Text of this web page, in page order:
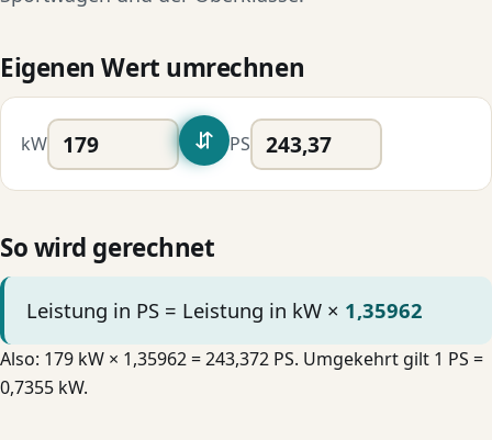
Eigenen Wert umrechnen
kW ⇆ PS
So wird gerechnet
Leistung in PS = Leistung in kW × 1,35962
Also: 179 kW × 1,35962 = 243,372 PS. Umgekehrt gilt 1 PS =
0,7355 kW.